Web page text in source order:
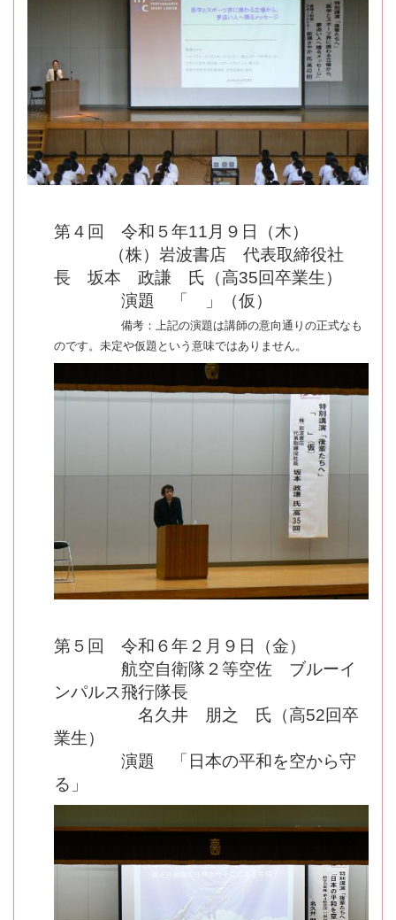
第４回 令和５年11月９日（木）
（株）岩波書店 代表取締役社
長 坂本 政謙 氏（高35回卒業生）
演題 「 」（仮）
備考：上記の演題は講師の意向通りの正式なも
のです。未定や仮題という意味ではありません。
第５回 令和６年２月９日（金）
航空自衛隊２等空佐 ブルーイ
ンパルス飛行隊長
名久井 朋之 氏（高52回卒
業生）
演題 「日本の平和を空から守
る」